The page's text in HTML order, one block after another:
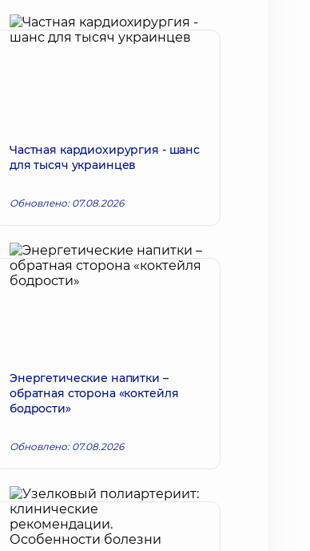
Частная кардиохирургия - шанс
для тысяч украинцев
Обновлено: 07.08.2026
Энергетические напитки –
обратная сторона «коктейля
бодрости»
Обновлено: 07.08.2026